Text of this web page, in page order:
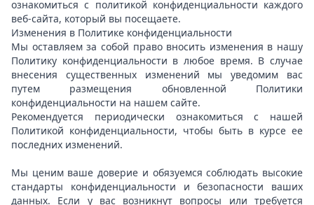
ознакомиться с политикой конфиденциальности каждого
веб-сайта, который вы посещаете.
Изменения в Политике конфиденциальности
Мы оставляем за собой право вносить изменения в нашу
Политику конфиденциальности в любое время. В случае
внесения существенных изменений мы уведомим вас
путем размещения обновленной Политики
конфиденциальности на нашем сайте.
Рекомендуется периодически ознакомиться с нашей
Политикой конфиденциальности, чтобы быть в курсе ее
последних изменений.
Мы ценим ваше доверие и обязуемся соблюдать высокие
стандарты конфиденциальности и безопасности ваших
данных. Если у вас возникнут вопросы или требуется